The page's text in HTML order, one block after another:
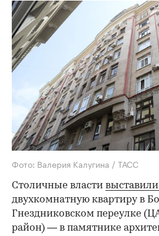
Фото: Валерия Калугина / ТАСС
Столичные власти
двухкомнатную квартиру в
Гнездниковском переулке
район) — в памятнике